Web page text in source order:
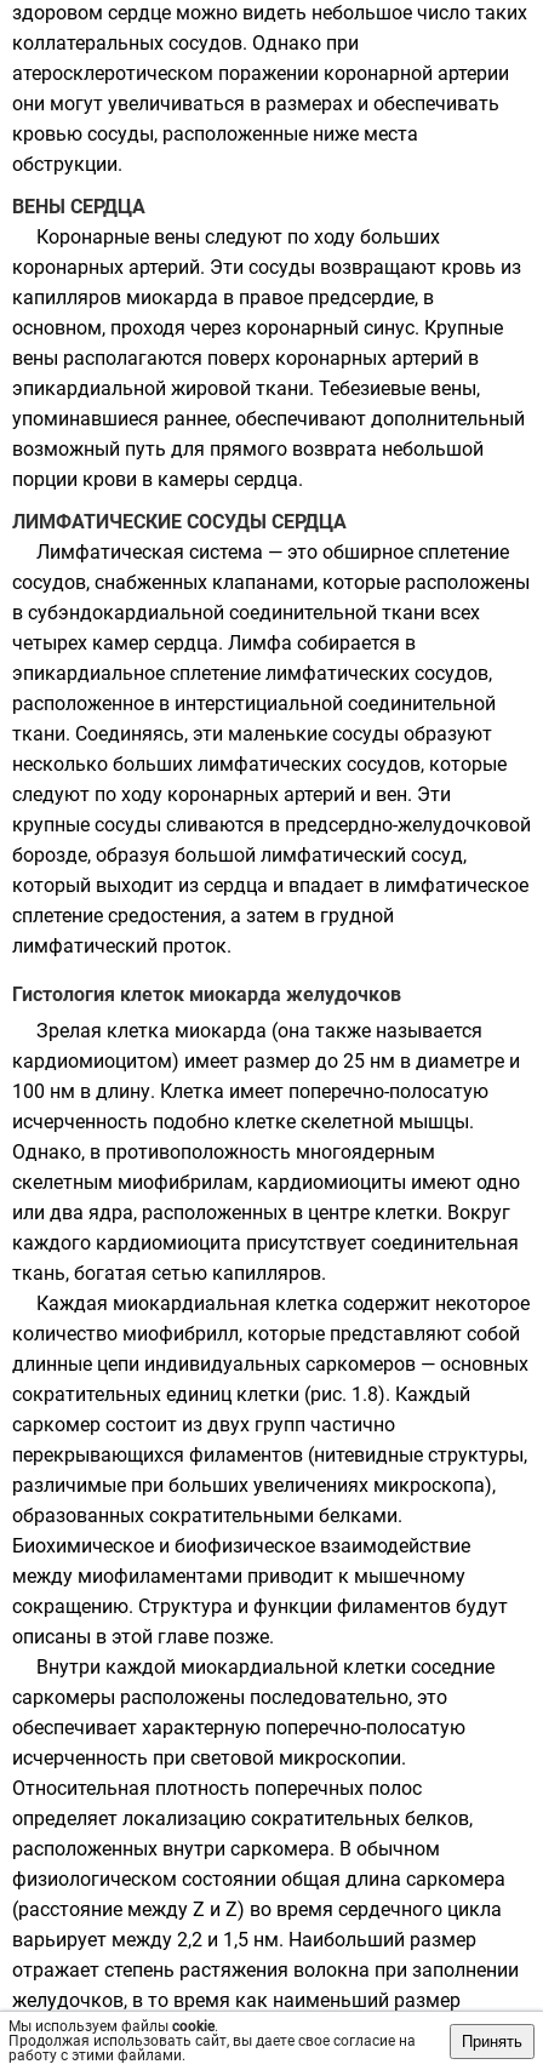
Мы используем файлы cookie.
Продолжая использовать сайт, вы даете свое согласие на
работу с этими файлами.
Принять
здоровом сердце можно видеть небольшое число таких
коллатеральных сосудов. Однако при
атеросклеротическом поражении коронарной артерии
они могут увеличиваться в размерах и обеспечивать
кровью сосуды, расположенные ниже места
обструкции.
ВЕНЫ СЕРДЦА
Коронарные вены следуют по ходу больших
коронарных артерий. Эти сосуды возвращают кровь из
капилляров миокарда в правое предсердие, в
основном, проходя через коронарный синус. Крупные
вены располагаются поверх коронарных артерий в
эпикардиальной жировой ткани. Тебезиевые вены,
упоминавшиеся раннее, обеспечивают дополнительный
возможный путь для прямого возврата небольшой
порции крови в камеры сердца.
ЛИМФАТИЧЕСКИЕ СОСУДЫ СЕРДЦА
Лимфатическая система — это обширное сплетение
сосудов, снабженных клапанами, которые расположены
в субэндокардиальной соединительной ткани всех
четырех камер сердца. Лимфа собирается в
эпикардиальное сплетение лимфатических сосудов,
расположенное в интерстициальной соединительной
ткани. Соединяясь, эти маленькие сосуды образуют
несколько больших лимфатических сосудов, которые
следуют по ходу коронарных артерий и вен. Эти
крупные сосуды сливаются в предсердно-желудочковой
борозде, образуя большой лимфатический сосуд,
который выходит из сердца и впадает в лимфатическое
сплетение средостения, а затем в грудной
лимфатический проток.
Гистология клеток миокарда желудочков
Зрелая клетка миокарда (она также называется
кардиомиоцитом) имеет размер до 25 нм в диаметре и
100 нм в длину. Клетка имеет поперечно-полосатую
исчерченность подобно клетке скелетной мышцы.
Однако, в противоположность многоядерным
скелетным миофибрилам, кардиомиоциты имеют одно
или два ядра, расположенных в центре клетки. Вокруг
каждого кардиомиоцита присутствует соединительная
ткань, богатая сетью капилляров.
Каждая миокардиальная клетка содержит некоторое
количество миофибрилл, которые представляют собой
длинные цепи индивидуальных саркомеров — основных
сократительных единиц клетки (рис. 1.8). Каждый
саркомер состоит из двух групп частично
перекрывающихся филаментов (нитевидные структуры,
различимые при больших увеличениях микроскопа),
образованных сократительными белками.
Биохимическое и биофизическое взаимодействие
между миофиламентами приводит к мышечному
сокращению. Структура и функции филаментов будут
описаны в этой главе позже.
Внутри каждой миокардиальной клетки соседние
саркомеры расположены последовательно, это
обеспечивает характерную поперечно-полосатую
исчерченность при световой микроскопии.
Относительная плотность поперечных полос
определяет локализацию сократительных белков,
расположенных внутри саркомера. В обычном
физиологическом состоянии общая длина саркомера
(расстояние между Z и Z) во время сердечного цикла
варьирует между 2,2 и 1,5 нм. Наибольший размер
отражает степень растяжения волокна при заполнении
желудочков, в то время как наименьший размер
отражает степень укорочения волокна во время
сокращения.